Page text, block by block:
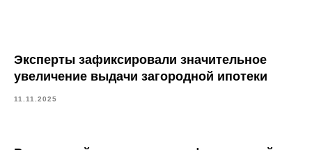
Эксперты зафиксировали значительное
увеличение выдачи загородной ипотеки
11.11.2025